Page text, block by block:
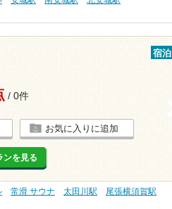
宿泊
/ 0件
お気に入りに追加
ンを見る
常滑 サウナ 太田川駅
尾張横須賀駅